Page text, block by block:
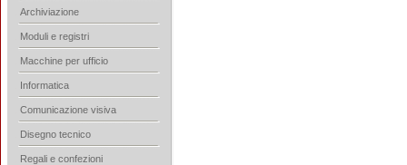
Archiviazione
Moduli e registri
Macchine per ufficio
Informatica
Comunicazione visiva
Disegno tecnico
Regali e confezioni